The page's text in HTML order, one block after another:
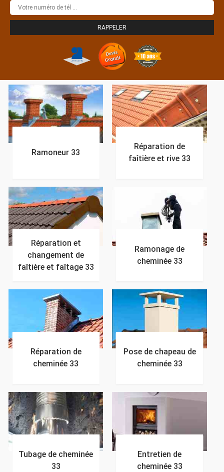
Ramoneur 33
Réparation de
faîtière et rive 33
Réparation et
changement de
faîtière et faîtage 33
Ramonage de
cheminée 33
Réparation de
cheminée 33
Pose de chapeau de
cheminée 33
Tubage de cheminée
33
Entretien de
cheminée 33